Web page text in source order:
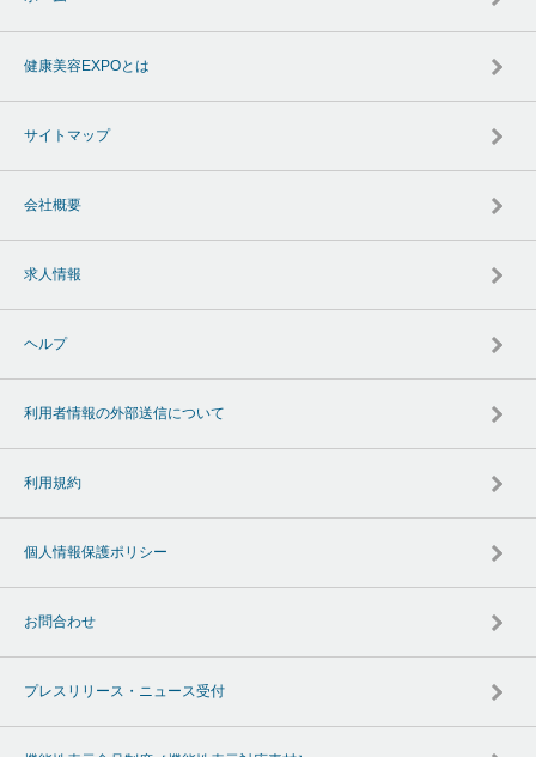
健康美容EXPOとは
サイトマップ
会社概要
求人情報
ヘルプ
利用者情報の外部送信について
利用規約
個人情報保護ポリシー
お問合わせ
プレスリリース・ニュース受付